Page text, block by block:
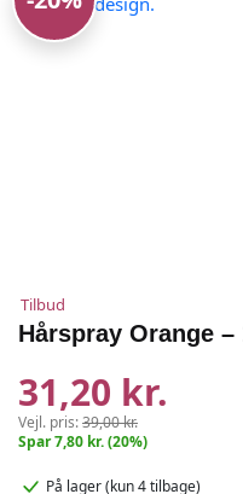
Tilbud
Hårspray Orange –
31,20 kr.
Vejl. pris:39,00 kr.
Spar 7,80 kr. (20%)
På lager(kun 4 tilbage)